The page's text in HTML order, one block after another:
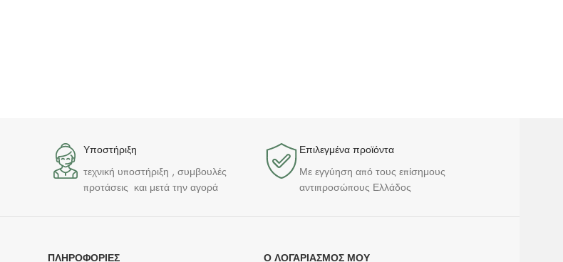
Υποστήριξη
τεχνική υποστήριξη , συμβουλές
προτάσεις και μετά την αγορά
Επιλεγμένα προϊόντα​
Με εγγύηση από τους επίσημους
αντιπροσώπους Ελλάδος
ΠΛΗΡΟΦΟΡΊΕΣ Ο ΛΟΓΑΡΙΑΣΜΌΣ ΜΟΥ